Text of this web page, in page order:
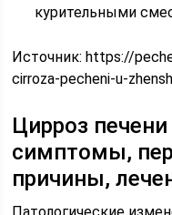
курительными
Источник:https://
cirroza-pecheni-u-
Цирроз
симптомы,
причины,